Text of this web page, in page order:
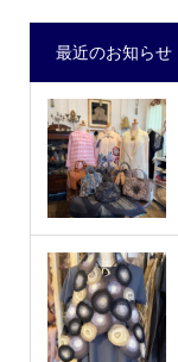
最近のお知らせ